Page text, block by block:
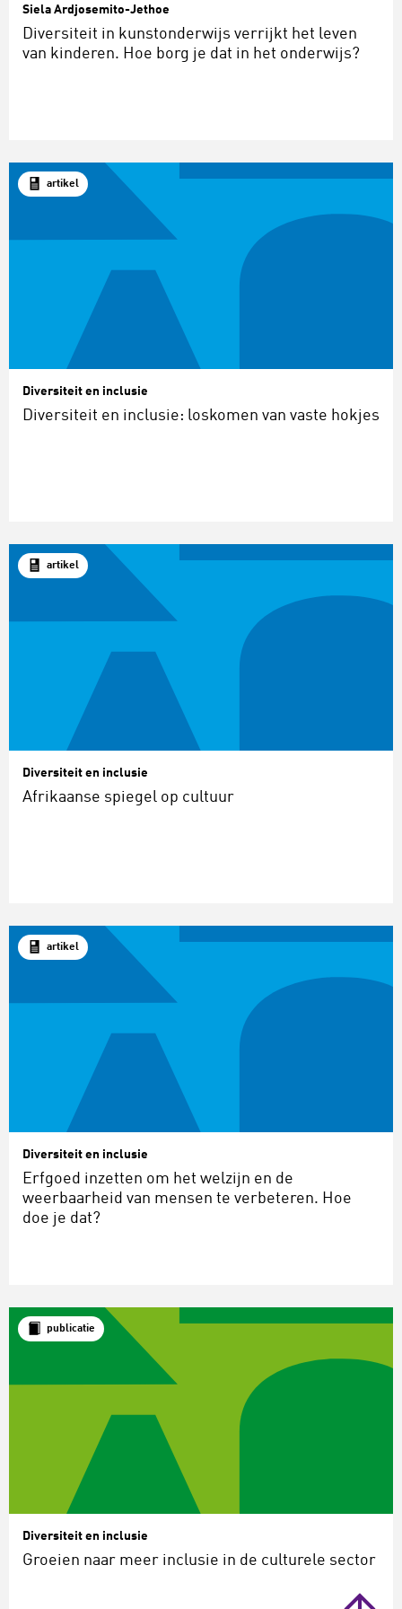
Siela Ardjosemito-Jethoe
Diversiteit in kunstonderwijs verrijkt het leven
van kinderen. Hoe borg je dat in het onderwijs?
artikel
Diversiteit en inclusie
Diversiteit en inclusie: loskomen van vaste hokjes
artikel
Diversiteit en inclusie
Afrikaanse spiegel op cultuur
artikel
Diversiteit en inclusie
Erfgoed inzetten om het welzijn en de
weerbaarheid van mensen te verbeteren. Hoe
doe je dat?
publicatie
Diversiteit en inclusie
Groeien naar meer inclusie in de culturele sector